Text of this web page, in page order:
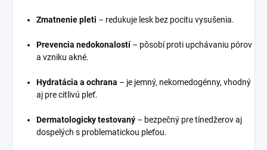
Zmatnenie pleti – redukuje lesk bez pocitu vysušenia.
Prevencia nedokonalostí– pôsobí proti upchávaniu pórov
a vzniku akné.
Hydratácia a ochrana – je jemný, nekomedogénny, vhodný
aj pre citlivú pleť.
Dermatologicky testovaný – bezpečný pre tínedžerov aj
dospelých s problematickou pleťou.